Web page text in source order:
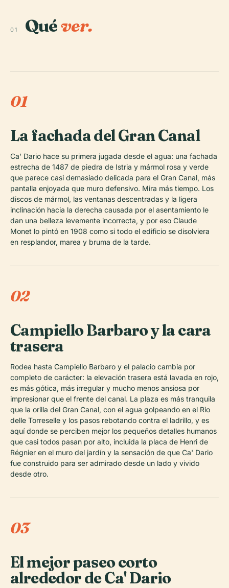
01 Quéver.
01
La fachada del Gran Canal
Ca' Dario hace su primera jugada desde el agua: una fachada
estrecha de 1487 de piedra de Istria y mármol rosa y verde
que parece casi demasiado delicada para el Gran Canal, más
pantalla enjoyada que muro defensivo. Mira más tiempo. Los
discos de mármol, las ventanas descentradas y la ligera
inclinación hacia la derecha causada por el asentamiento le
dan una belleza levemente incorrecta, y por eso Claude
Monet lo pintó en 1908 como si todo el edificio se disolviera
en resplandor, marea y bruma de la tarde.
02
Campiello Barbaro y la cara
trasera
Rodea hasta Campiello Barbaro y el palacio cambia por
completo de carácter: la elevación trasera está lavada en rojo,
es más gótica, más irregular y mucho menos ansiosa por
impresionar que el frente del canal. La plaza es más tranquila
que la orilla del Gran Canal, con el agua golpeando en el Rio
delle Torreselle y los pasos rebotando contra el ladrillo, y es
aquí donde se perciben mejor los pequeños detalles humanos
que casi todos pasan por alto, incluida la placa de Henri de
Régnier en el muro del jardín y la sensación de que Ca' Dario
fue construido para ser admirado desde un lado y vivido
desde otro.
03
El mejor paseo corto
alrededor de Ca' Dario